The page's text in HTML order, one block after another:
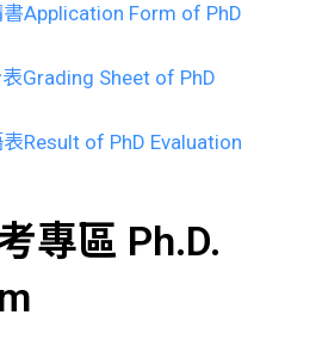
Application Form of PhD
Grading Sheet of PhD
Result of PhD Evaluation
專區 Ph.D.